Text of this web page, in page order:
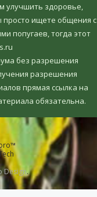
улучшить здоровье,
просто ищете общения с
попугаев, тогда этот
без разрешения
разрешения
прямая ссылка на
обязательна.
Design.